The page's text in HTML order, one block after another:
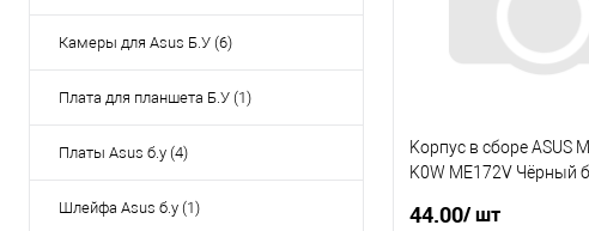
Камеры для Asus Б.У (6)
Плата для планшета Б.У (1)
Платы Asus б.у (4)
Шлейфа Asus б.у (1)
Kорпус в сборе ASUS
K0W ME172V Чёрный
44.00/ шт